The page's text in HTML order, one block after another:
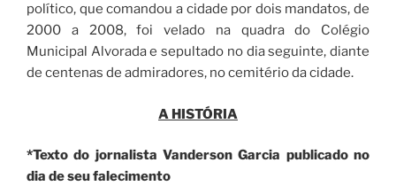
político, que comandou a cidade por dois mandatos, de
2000 a 2008, foi velado na quadra do Colégio
Municipal Alvorada e sepultado no dia seguinte, diante
de centenas de admiradores, no cemitério da cidade.
A HISTÓRIA
*Texto do jornalista Vanderson Garcia publicado no
dia de seu falecimento